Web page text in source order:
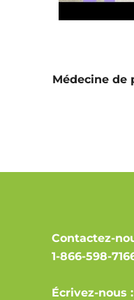
Médecine de
Contactez-
1-866-598-
Écrivez-nous :